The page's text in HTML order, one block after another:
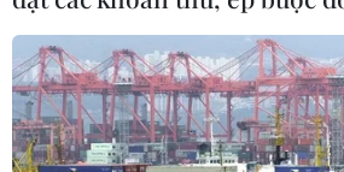
em
07/08/2026 04:28
Chuyên gia Canada đánh giá cao
lĩnh đối ngoại của Việt Nam